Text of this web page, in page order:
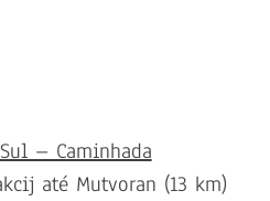
– Caminhada
até Mutvoran (13 km)